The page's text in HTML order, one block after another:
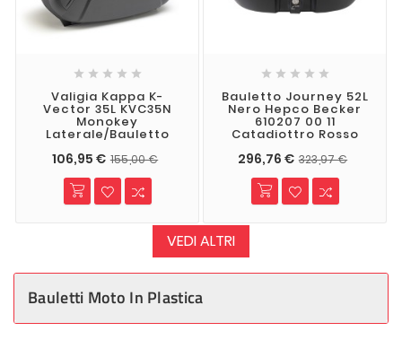
    
Valigia Kappa K-
Vector 35L KVC35N
Monokey
Laterale/bauletto
106,95 € 155,00 €
    
Bauletto Journey 52L
Nero Hepco Becker
610207 00 11
Catadiottro Rosso
296,76 € 323,97 €
VEDI ALTRI
Bauletti Moto In Plastica